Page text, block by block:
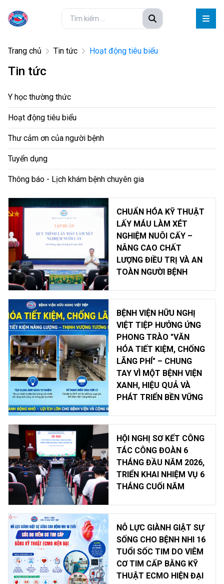
Trang chủ Tin tức Hoạt động tiêu biểu
Tin tức
Y học thường thức
Hoạt động tiêu biểu
Thư cảm ơn của người bệnh
Tuyển dụng
Thông báo - Lịch khám bệnh chuyên gia
CHUẨN HÓA KỸ THUẬT
LẤY MÁU LÀM XÉT
NGHIỆM NUÔI CẤY –
NÂNG CAO CHẤT
LƯỢNG ĐIỀU TRỊ VÀ AN
TOÀN NGƯỜI BỆNH
BỆNH VIỆN HỮU NGHỊ
VIỆT TIỆP HƯỞNG ỨNG
PHONG TRÀO "VĂN
HÓA TIẾT KIỆM, CHỐNG
LÃNG PHÍ" – CHUNG
TAY VÌ MỘT BỆNH VIỆN
XANH, HIỆU QUẢ VÀ
PHÁT TRIỂN BỀN VỮNG
HỘI NGHỊ SƠ KẾT CÔNG
TÁC CÔNG ĐOÀN 6
THÁNG ĐẦU NĂM 2026,
TRIỂN KHAI NHIỆM VỤ 6
THÁNG CUỐI NĂM
NỖ LỰC GIÀNH GIẬT SỰ
SỐNG CHO BỆNH NHI 16
TUỔI SỐC TIM DO VIÊM
CƠ TIM CẤP BẰNG KỸ
THUẬT ECMO HIỆN ĐẠI